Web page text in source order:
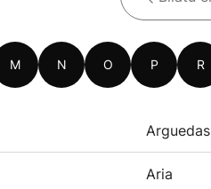
M N O P R
Arguedas
Aria